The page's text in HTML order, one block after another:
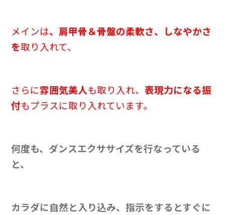
メインは、肩甲骨＆骨盤の柔軟さ、しなやかさ
を取り入れて、
さらに雰囲気美人も取り入れ、表現力になる振
付もプラスに取り入れています。
何度も、ダンスエクササイズを行なっている
と、
カラダに自然と入り込み、指示をするとすぐに